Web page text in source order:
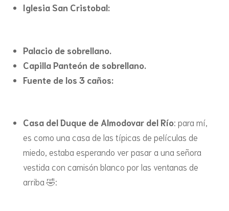
Iglesia San Cristobal:
Palacio de sobrellano.
Capilla Panteón de sobrellano.
Fuente de los 3 caños:
Casa del Duque de Almodovar del Río: para mí,
es como una casa de las típicas de películas de
miedo, estaba esperando ver pasar a una señora
vestida con camisón blanco por las ventanas de
arriba 🤣: